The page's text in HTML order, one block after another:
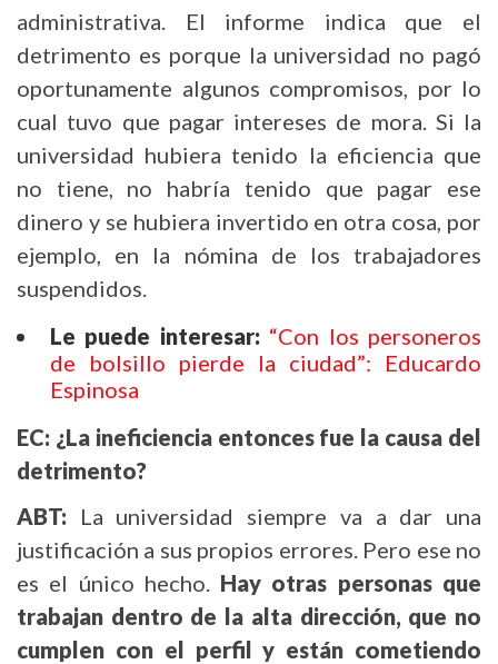
administrativa. El informe indica que el
detrimento es porque la universidad no pagó
oportunamente algunos compromisos, por lo
cual tuvo que pagar intereses de mora. Si la
universidad hubiera tenido la eficiencia que
no tiene, no habría tenido que pagar ese
dinero y se hubiera invertido en otra cosa, por
ejemplo, en la nómina de los trabajadores
suspendidos.
Le puede interesar: “Con los personeros
de bolsillo pierde la ciudad”: Educardo
Espinosa
EC: ¿La ineficiencia entonces fue la causa del
detrimento?
ABT: La universidad siempre va a dar una
justificación a sus propios errores. Pero ese no
es el único hecho. Hay otras personas que
trabajan dentro de la alta dirección, que no
cumplen con el perfil y están cometiendo